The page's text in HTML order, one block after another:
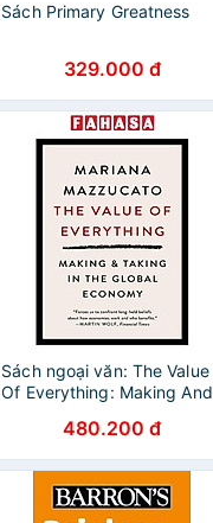
Sách Primary Greatness
329.000 đ
Sách ngoại văn: The Value
Of Everything: Making And
Economy480.200 đ